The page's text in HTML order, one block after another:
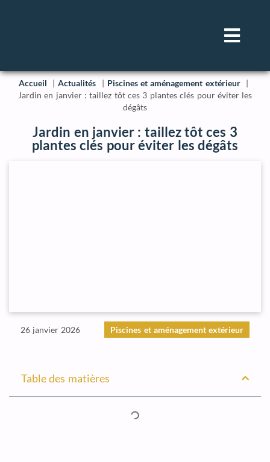
Accueil Actualités
Piscines et aménagement extérieur
Jardin en janvier : taillez tôt ces 3 plantes clés pour éviter les
dégâts
Jardin en janvier : taillez tôt ces 3
plantes clés pour éviter les dégâts
26 janvier 2026 Piscines et aménagement extérieur
Table des matières